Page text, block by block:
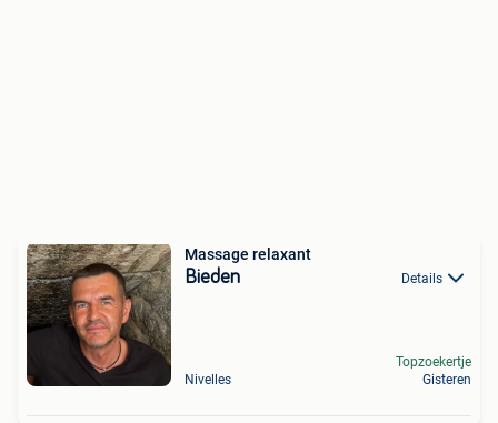
Massage relaxant
Bieden Details
Nivelles
Topzoekertje
Gisteren